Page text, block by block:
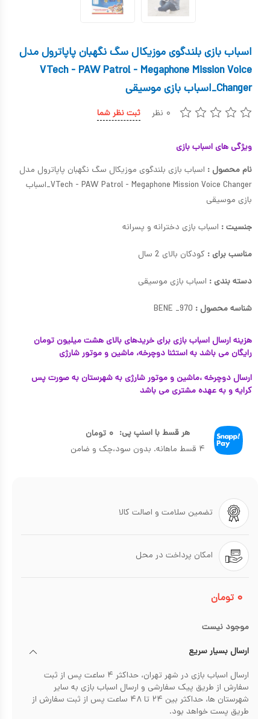
کیف و کوله پشتی
اسباب بازی مشاغل
اسباب بازی لوازم خانگی
اتاق کودک
اسباب بازی بلندگوی موزیکال سگ نگهبان پاپاترول مدل
VTech - PAW Patrol - Megaphone Mission Voice
Changer_اسباب بازی موسیقی
۰ نظر ثبت نظر شما
ویژگی های اسباب بازی
نام محصول : اسباب بازی بلندگوی موزیکال سگ نگهبان پاپاترول مدل
VTech - PAW Patrol - Megaphone Mission Voice Changer_اسباب
بازی موسیقی
جنسیت : اسباب بازی دخترانه و پسرانه
مناسب برای : کودکان بالای 2 سال
دسته بندی : اسباب بازی موسیقی
شناسه محصول : BENE _970
هزینه ارسال اسباب بازی برای خریدهای بالای هشت میلیون تومان
رایگان می باشد به استثنا دوچرخه، ماشین و موتور شارژی
ارسال دوچرخه ،ماشین و موتور شارژی به شهرستان به صورت پس
کرایه و به عهده مشتری می باشد
هر قسط با اسنپ پی: ۰ تومان
۴ قسط ماهانه. بدون سود،چک و ضامن
تضمین سلامت و اصالت کالا
امکان پرداخت در محل
۰ تومان
موجود نیست
ارسال بسیار سریع
ارسال اسباب بازی در شهر تهران، حداکثر ۴ ساعت پس از ثبت
سفارش از طریق پیک سفارشی و ارسال اسباب بازی به سایر
شهرستان ها، حداکثر بین ۲۴ تا ۴۸ ساعت پس از ثبت سفارش از
طریق پست خواهد بود.